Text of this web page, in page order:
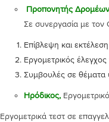
Σε συνεργασία με
Επίβλεψη και
Εργομετρικός
Συμβουλές σε θέματα
Ηρόδικος,
Εργομετρικά τεστ σε